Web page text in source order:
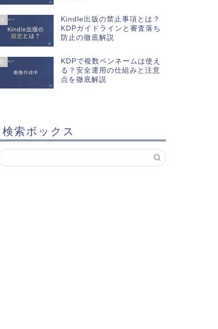
4
Kindle出版の禁止事項とは？
KDPガイドラインと審査落ち
防止の徹底解説
5
KDPで複数ペンネームは使え
る？安全運用の仕組みと注意
点を徹底解説
検索ボックス